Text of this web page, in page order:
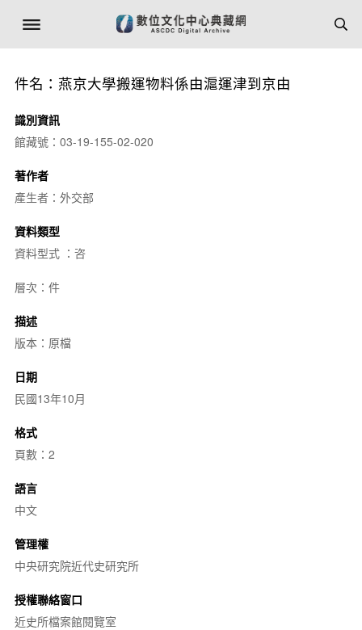
件名：燕京大學搬運物料係由滬運津到京由
識別資訊
館藏號：03-19-155-02-020
著作者
產生者：外交部
資料類型
資料型式 ：咨
層次：件
描述
版本：原檔
日期
民國13年10月
格式
頁數：2
語言
中文
管理權
中央研究院近代史研究所
授權聯絡窗口
近史所檔案館閱覽室